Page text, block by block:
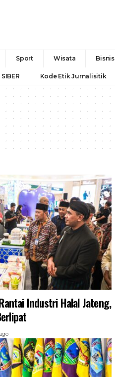
Sport Wisata Bisnis
Kode Etik Jurnalisitik
Industri Halal Jateng,